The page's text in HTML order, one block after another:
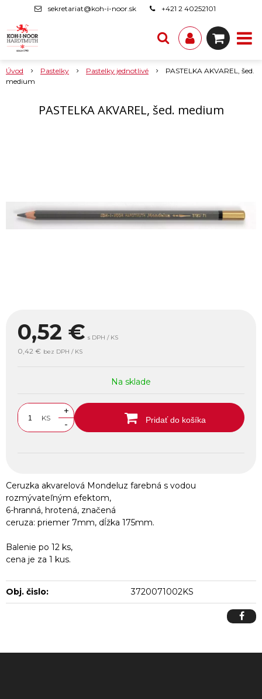
sekretariat@koh-i-noor.sk +421 2 40252101
Úvod Pastelky Pastelky jednotlivé
PASTELKA AKVAREL, šed.
medium
PASTELKA AKVAREL, šed. medium
0,52 € s DPH / KS
0,42 € bez DPH / KS
Na sklade
KS
+
-
Pridať do košíka
Ceruzka akvarelová Mondeluz farebná s vodou
rozmývateľným efektom,
6-hranná, hrotená, značená
ceruza: priemer 7mm, dĺžka 175mm.
Balenie po 12 ks,
cena je za 1 kus.
Obj. čislo: 3720071002KS